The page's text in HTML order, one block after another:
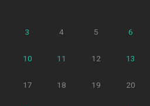
3 4 5 6
10 11 12 13
17 18 19 20